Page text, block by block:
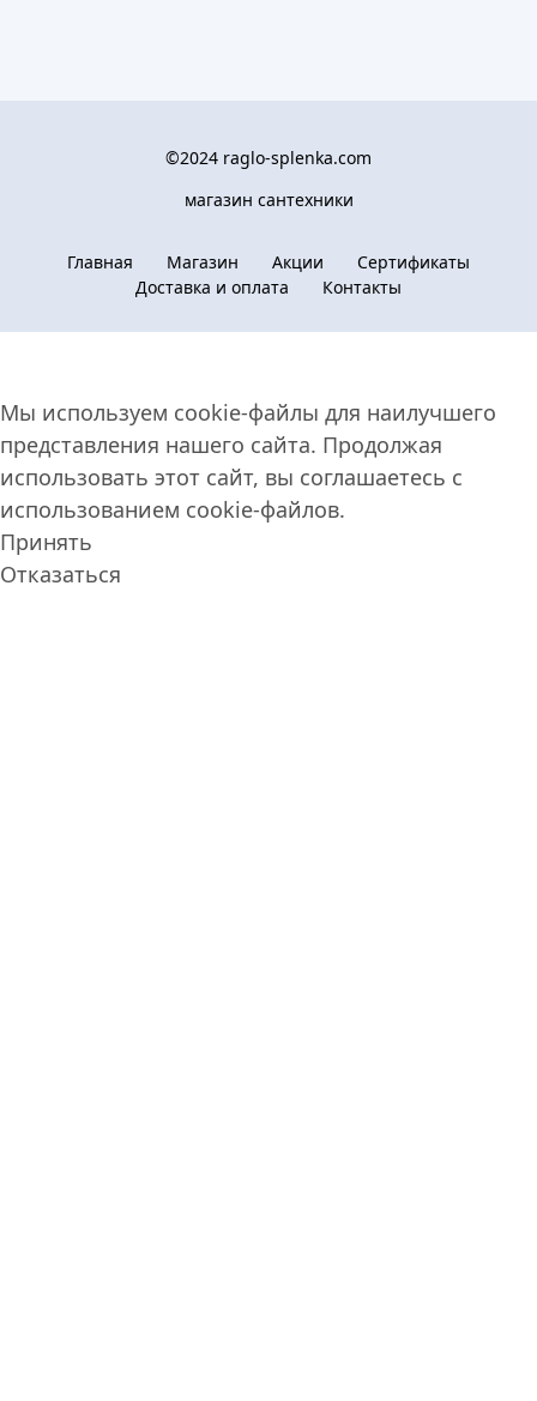
©2024 raglo-splenka.com
магазин сантехники
Главная Магазин Акции
Сертификаты
Доставка и оплата
Контакты
Мы используем cookie-файлы для наилучшего
представления нашего сайта. Продолжая
использовать этот сайт, вы соглашаетесь с
использованием cookie-файлов.
Принять
Отказаться